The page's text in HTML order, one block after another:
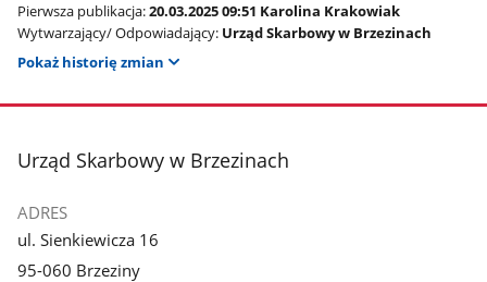
Pierwsza publikacja:20.03.2025 09:51 Karolina Krakowiak
Wytwarzający/ Odpowiadający: Urząd Skarbowy w Brzezinach
Pokaż historię zmian
stopka
Urząd Skarbowy w Brzezinach
ADRES
ul. Sienkiewicza 16
95-060 Brzeziny